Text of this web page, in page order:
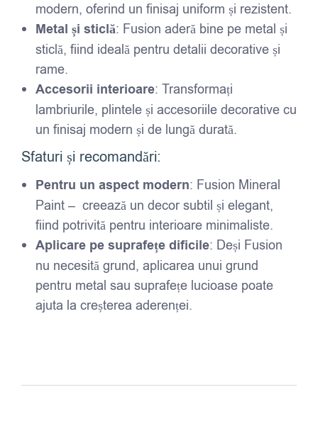
modern, oferind un finisaj uniform și rezistent.
Metal și sticlă: Fusion aderă bine pe metal și
sticlă, fiind ideală pentru detalii decorative și
rame.
Accesorii interioare: Transformați
lambriurile, plintele și accesoriile decorative cu
un finisaj modern și de lungă durată.
Sfaturi și recomandări:
Pentru un aspect modern: Fusion Mineral
Paint – creează un decor subtil și elegant,
fiind potrivită pentru interioare minimaliste.
Aplicare pe suprafețe dificile: Deși Fusion
nu necesită grund, aplicarea unui grund
pentru metal sau suprafețe lucioase poate
ajuta la creșterea aderenței.